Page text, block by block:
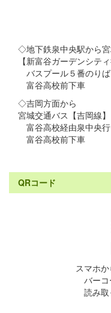
◇地下鉄泉中央駅から
【新富谷ガーデンシティ
バスプール５番のり
富谷高校前下車
◇吉岡方面から
宮城交通バス【吉岡線】
富谷高校経由泉中央
富谷高校前下車
QRコード
スマホか
バー
読み取